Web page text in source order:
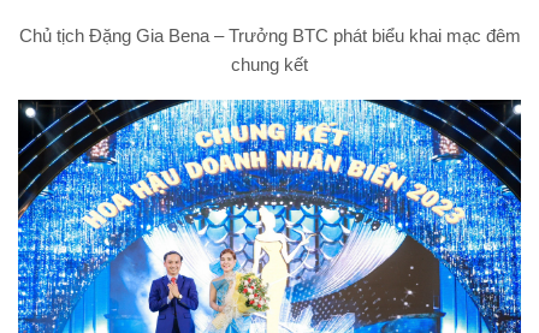
Chủ tịch Đặng Gia Bena – Trưởng BTC phát biểu khai mạc đêm
chung kết